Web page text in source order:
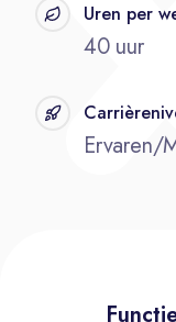
Uren per
40 uur
Ervaren/